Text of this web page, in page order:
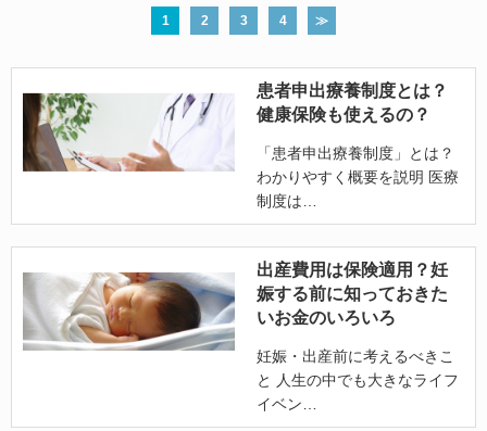
1 2 3 4 ≫
患者申出療養制度とは？
健康保険も使えるの？
「患者申出療養制度」とは？
わかりやすく概要を説明 医療
制度は
出産費用は保険適用？妊
娠する前に知っておきた
いお金のいろいろ
妊娠・出産前に考えるべきこ
と 人生の中でも大きなライフ
イベン